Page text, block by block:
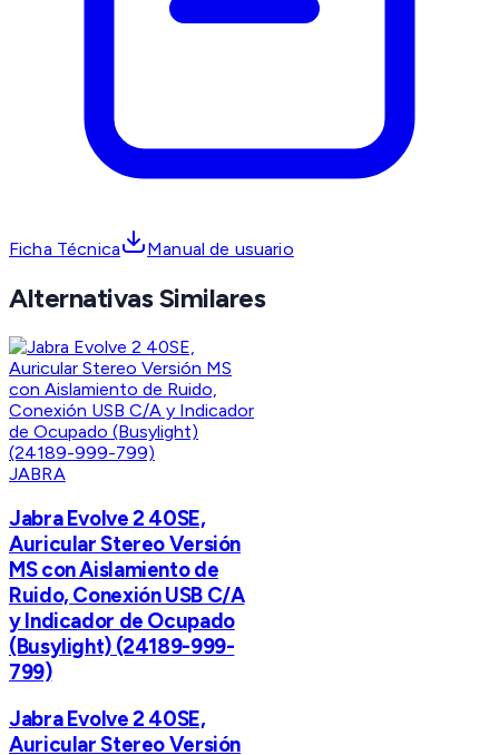
Ficha Técnica Manual de usuario
Alternativas Similares
JABRA
Jabra Evolve 2 40SE,
Auricular Stereo Versión
MS con Aislamiento de
Ruido, Conexión USB C/A
y Indicador de Ocupado
(Busylight) (24189-999-
799)
Jabra Evolve 2 40SE,
Auricular Stereo Versión